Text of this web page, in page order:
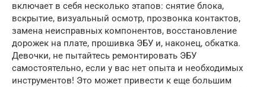
включает в себя несколько этапов: снятие блока,
вскрытие, визуальный осмотр, прозвонка контактов,
замена неисправных компонентов, восстановление
дорожек на плате, прошивка ЭБУ и, наконец, обкатка.
Девочки, не пытайтесь ремонтировать ЭБУ
самостоятельно, если у вас нет опыта и необходимых
инструментов! Это может привести к еще большим